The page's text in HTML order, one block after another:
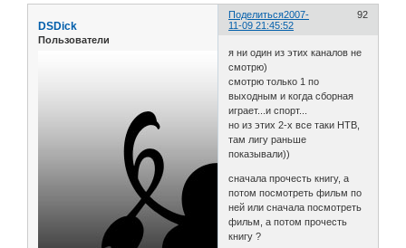
Поделиться 92
2007-
11-09 21:45:52
DSDick
Пользователи
я ни один из этих каналов не
смотрю)
смотрю только 1 по
выходным и когда сборная
играет...и спорт...
но из этих 2-х все таки НТВ,
там лигу раньше
показывали))
сначала прочесть книгу, а
потом посмотреть фильм по
ней или сначала посмотреть
фильм, а потом прочесть
книгу ?